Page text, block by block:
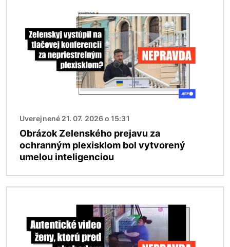
Uverejnené 21. 07. 2026 o 15:31
Obrázok Zelenského prejavu za
ochranným plexisklom bol vytvorený
umelou inteligenciou